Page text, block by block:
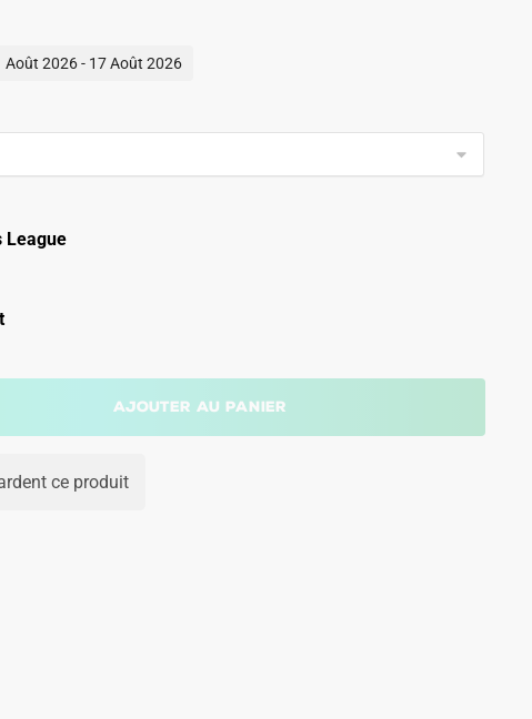
Août 2026 - 17 Août 2026
League
Ajouter au panier
ce produit